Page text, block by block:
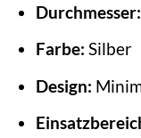
Durchmesser:
Farbe: Silber
Design: